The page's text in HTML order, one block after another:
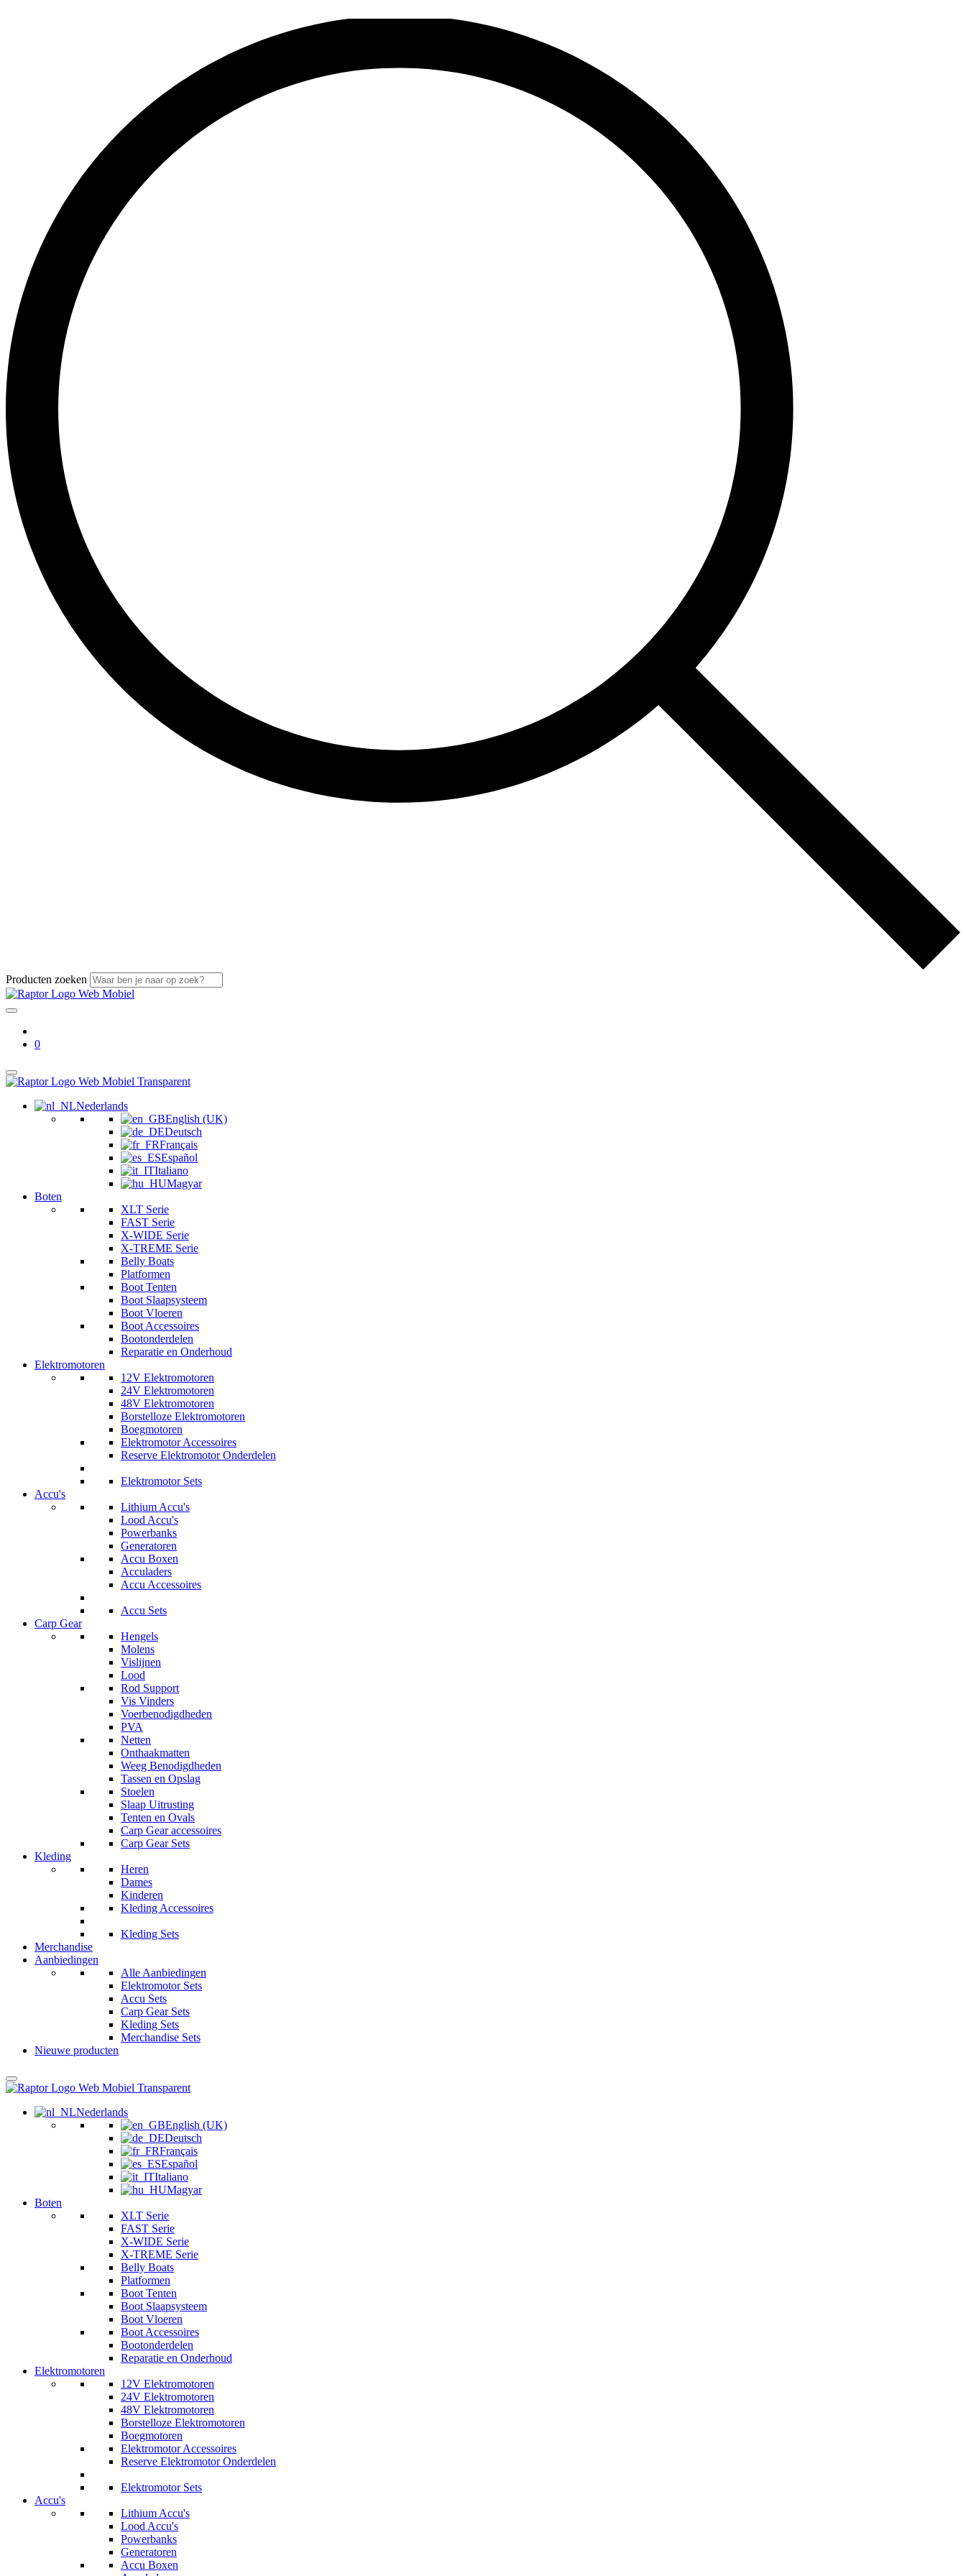
Producten zoeken
0
Nederlands
English (UK)
Deutsch
Français
Español
Italiano
Magyar
Boten
XLT Serie
FAST Serie
X-WIDE Serie
X-TREME Serie
Belly Boats
Platformen
Boot Tenten
Boot Slaapsysteem
Boot Vloeren
Boot Accessoires
Bootonderdelen
Reparatie en Onderhoud
Elektromotoren
12V Elektromotoren
24V Elektromotoren
48V Elektromotoren
Borstelloze Elektromotoren
Boegmotoren
Elektromotor Accessoires
Reserve Elektromotor Onderdelen
Elektromotor Sets
Accu's
Lithium Accu's
Lood Accu's
Powerbanks
Generatoren
Accu Boxen
Acculaders
Accu Accessoires
Accu Sets
Carp Gear
Hengels
Molens
Vislijnen
Lood
Rod Support
Vis Vinders
Voerbenodigdheden
PVA
Netten
Onthaakmatten
Weeg Benodigdheden
Tassen en Opslag
Stoelen
Slaap Uitrusting
Tenten en Ovals
Carp Gear accessoires
Carp Gear Sets
Kleding
Heren
Dames
Kinderen
Kleding Accessoires
Kleding Sets
Merchandise
Aanbiedingen
Alle Aanbiedingen
Elektromotor Sets
Accu Sets
Carp Gear Sets
Kleding Sets
Merchandise Sets
Nieuwe producten
Nederlands
English (UK)
Deutsch
Français
Español
Italiano
Magyar
Boten
XLT Serie
FAST Serie
X-WIDE Serie
X-TREME Serie
Belly Boats
Platformen
Boot Tenten
Boot Slaapsysteem
Boot Vloeren
Boot Accessoires
Bootonderdelen
Reparatie en Onderhoud
Elektromotoren
12V Elektromotoren
24V Elektromotoren
48V Elektromotoren
Borstelloze Elektromotoren
Boegmotoren
Elektromotor Accessoires
Reserve Elektromotor Onderdelen
Elektromotor Sets
Accu's
Lithium Accu's
Lood Accu's
Powerbanks
Generatoren
Accu Boxen